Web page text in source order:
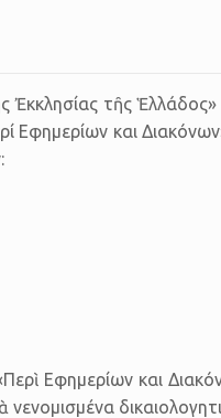
Ἐκκλησίας τῆς
Εφημερίων και
Εφημερίων και